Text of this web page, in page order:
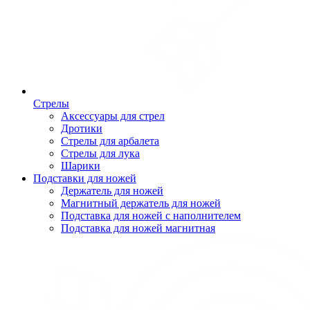
Стрелы
Аксессуары для стрел
Дротики
Стрелы для арбалета
Стрелы для лука
Шарики
Подставки для ножей
Держатель для ножей
Магнитный держатель для ножей
Подставка для ножей с наполнителем
Подставка для ножей магнитная